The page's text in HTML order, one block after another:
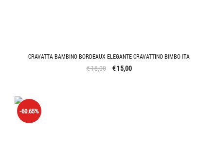
CRAVATTA BAMBINO BORDEAUX ELEGANTE CRAVATTINO BIMBO ITA
€ 18,00 € 15,00
-60.65%